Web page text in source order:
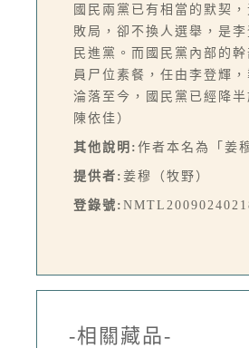
國民兩黨已有相當的默契
敗局，卻不換人選舉，是
民進黨。而國民黨內部的
員尸位素餐，任由李登輝
淪落至今，國民黨已經降
陳依佳）
其他說明: 作者本名為「姜
提供者: 姜穆（牧野）
登錄號:
-相關藏品-